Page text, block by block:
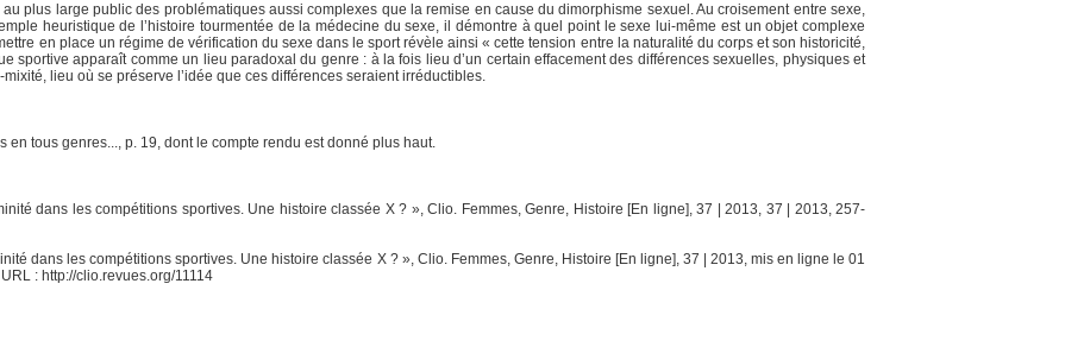
plus large public des problématiques aussi complexes que la remise en cause du dimorphisme sexuel. Au croisement entre sexe,
heuristique de l’histoire tourmentée de la médecine du sexe, il démontre à quel point le sexe lui-même est un objet complexe
en place un régime de vérification du sexe dans le sport révèle ainsi « cette tension entre la naturalité du corps et son historicité,
sportive apparaît comme un lieu paradoxal du genre : à la fois lieu d’un certain effacement des différences sexuelles, physiques et
lieu où se préserve l’idée que ces différences seraient irréductibles.
en tous genres..., p. 19, dont le compte rendu est donné plus haut.
dans les compétitions sportives. Une histoire classée X ? », Clio. Femmes, Genre, Histoire [En ligne], 37 | 2013, 37 | 2013, 257-
dans les compétitions sportives. Une histoire classée X ? », Clio. Femmes, Genre, Histoire [En ligne], 37 | 2013, mis en ligne le 01
: http://clio.revues.org/11114